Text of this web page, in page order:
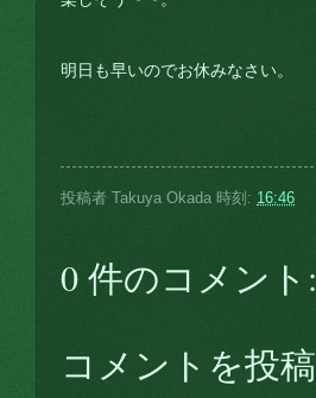
明日も早いのでお休みなさい。
投稿者 Takuya Okada 時刻: 16:46
0 件のコメント:
コメントを投稿